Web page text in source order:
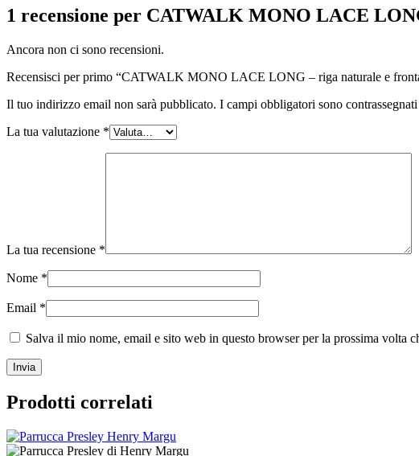
1 recensione per CATWALK MONO LACE
Ancora non ci sono recensioni.
Recensisci per primo “CATWALK MONO LACE LONG – riga naturale e
Il tuo indirizzo email non sarà pubblicato. I campi obbligatori sono contrassegnati
La tua valutazione *
La tua recensione *
Nome *
Email *
Salva il mio nome, email e sito web in questo browser per la prossima volta
Prodotti correlati